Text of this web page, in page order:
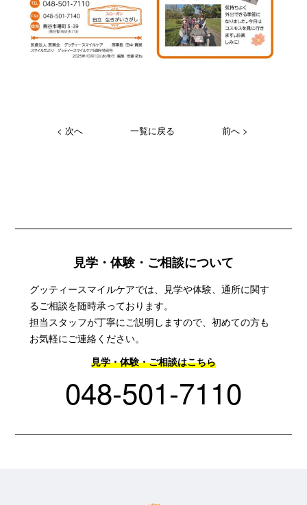
< 次へ 一覧に戻る 前へ >
見学・体験・ご相談について
グッティースマイルケアでは、見学や体験、通所に関す
るご相談を随時承っております。
担当スタッフが丁寧にご説明しますので、初めての方も
お気軽にご連絡ください。
見学・体験・ご相談はこちら
048-501-7110